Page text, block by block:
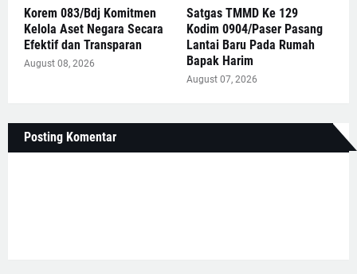
Korem 083/Bdj Komitmen
Kelola Aset Negara Secara
Efektif dan Transparan
August 08, 2026
Satgas TMMD Ke 129
Kodim 0904/Paser Pasang
Lantai Baru Pada Rumah
Bapak Harim
August 07, 2026
Posting Komentar